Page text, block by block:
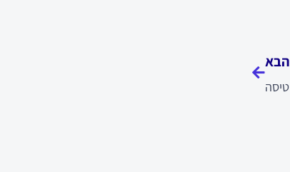
הבא